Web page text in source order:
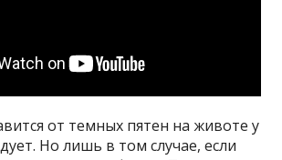
от темных пятен на животе у
Но лишь в том случае, если